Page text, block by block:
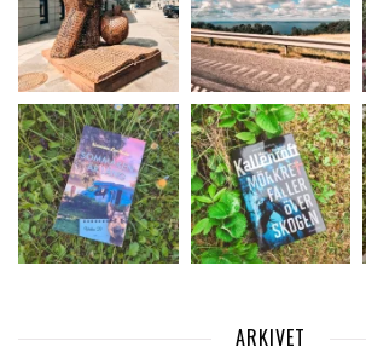
ARKIVET